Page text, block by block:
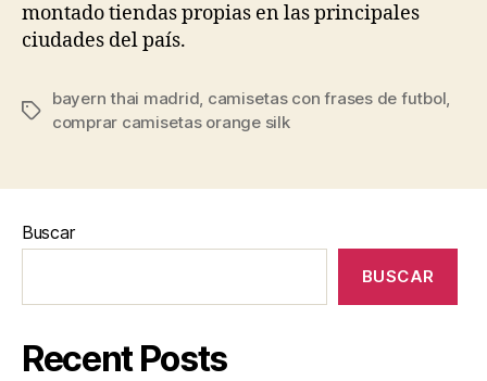
montado tiendas propias en las principales
ciudades del país.
Etiquetas
bayern thai madrid, camisetas con frases de futbol,
comprar camisetas orange silk
Buscar
BUSCAR
Recent Posts